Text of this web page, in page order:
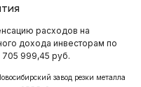
расходов на
дохода инвесторам по
999,45 руб.
завод резки металла